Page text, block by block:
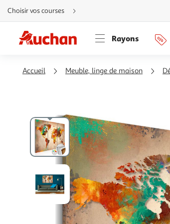
Aller
directement
au
Aller
directement
à
Aller
directement
rubrique
Choisir vos courses
Rayons
Accueil Meuble, linge de maison